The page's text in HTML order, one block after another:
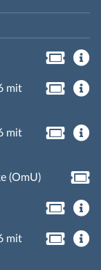
mit
mit
(OmU)
mit